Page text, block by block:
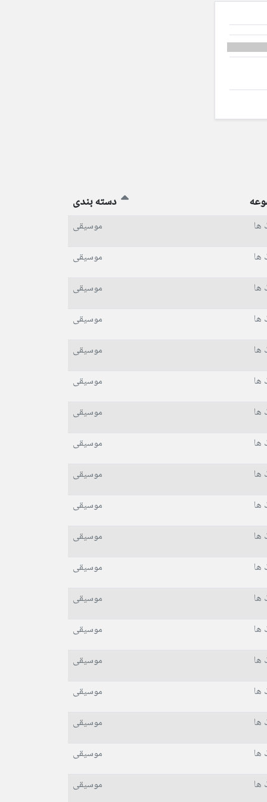
دسته بندی
ها
موسیقی
ها
موسیقی
ها
موسیقی
ها
موسیقی
ها
موسیقی
ها
موسیقی
ها
موسیقی
ها
موسیقی
ها
موسیقی
ها
موسیقی
ها
موسیقی
ها
موسیقی
ها
موسیقی
ها
موسیقی
ها
موسیقی
ها
موسیقی
ها
موسیقی
ها
موسیقی
ها
موسیقی